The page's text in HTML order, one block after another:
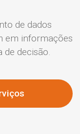
de dados
em informações
de decisão.